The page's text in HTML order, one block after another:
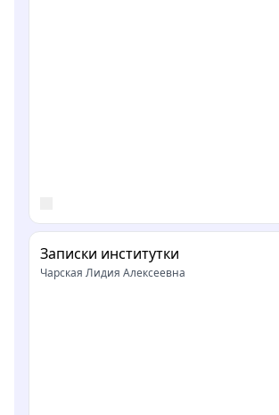
Записки институтки
Чарская Лидия Алексеевна